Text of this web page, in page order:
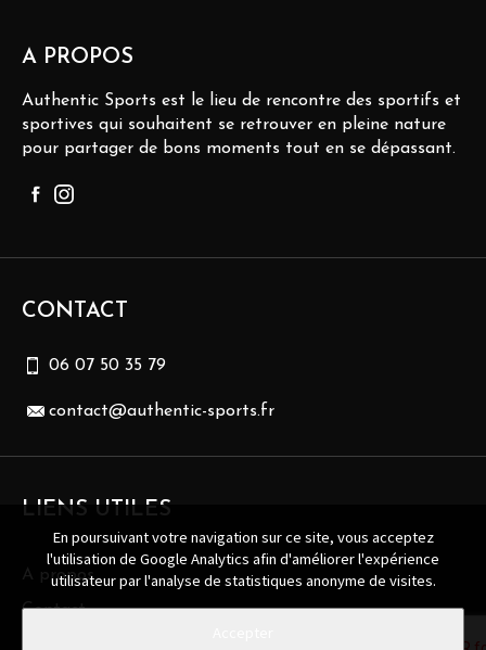
En poursuivant votre navigation sur ce site, vous acceptez
l'utilisation de Google Analytics afin d'améliorer l'expérience
utilisateur par l'analyse de statistiques anonyme de visites.
A PROPOS
Authentic Sports est le lieu de rencontre des sportifs et
sportives qui souhaitent se retrouver en pleine nature
pour partager de bons moments tout en se dépassant.
CONTACT
06 07 50 35 79
contact@authentic-sports.fr
LIENS UTILES
A propos
Contact